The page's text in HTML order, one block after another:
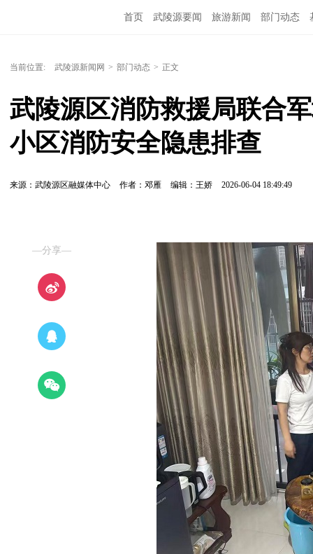
首页 武陵源要闻 旅游新闻 部门动态
当前位置: 武陵源新闻网 > 部门动态 > 正文
武陵源区消防救援局联合
小区消防安全隐患排查
来源：武陵源区融媒体中心 作者：邓雁 编辑：王娇 2026-06-04 18:49:49
—分享—